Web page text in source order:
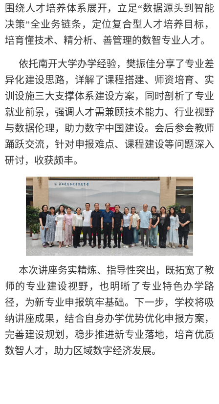
围绕人才培养体系展开，立足“数据源头到智能
决策”全业务链条，定位复合型人才培养目标，
培育懂技术、精分析、善管理的数智专业人才。
依托南开大学办学经验，樊振佳分享了专业差
异化建设思路，详解了课程搭建、师资培育、实
训设施三大支撑体系建设方案，同时剖析了专业
就业前景，强调人才需兼顾技术能力、行业视野
与数据伦理，助力数字中国建设。会后参会教师
踊跃交流，针对申报难点、课程建设等问题深入
研讨，收获颇丰。
本次讲座务实精炼、指导性突出，既拓宽了教
师的专业建设视野，也明晰了专业特色办学路
径，为新专业申报筑牢基础。下一步，学校将吸
纳讲座成果，结合自身办学优势优化申报方案，
完善建设规划，稳步推进新专业落地，培育优质
数智人才，助力区域数字经济发展。